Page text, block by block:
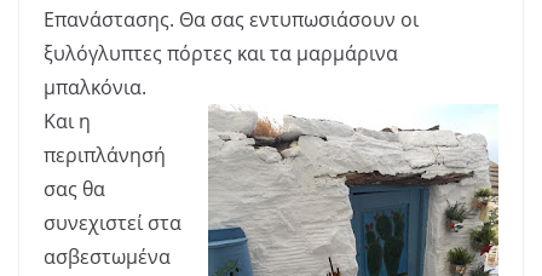
Επανάστασης. Θα σας εντυπωσιάσουν οι
ξυλόγλυπτες πόρτες και τα μαρμάρινα
μπαλκόνια.
Και η
περιπλάνησή
σας θα
συνεχιστεί στα
ασβεστωμένα